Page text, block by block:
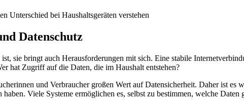
Unterschied bei Haushaltsgeräten verstehen
Datenschutz
sie bringt auch Herausforderungen mit sich. Eine stabile
hat Zugriff auf die Daten, die im Haushalt entstehen?
und Verbraucher großen Wert auf Datensicherheit. Daher ist
Viele Systeme ermöglichen es, selbst zu bestimmen, welche Daten